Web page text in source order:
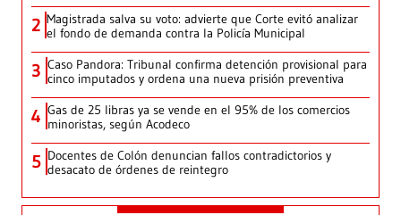
2 Magistrada salva su voto: advierte que Corte evitó analizar
el fondo de demanda contra la Policía Municipal
3 Caso Pandora: Tribunal confirma detención provisional para
cinco imputados y ordena una nueva prisión preventiva
4 Gas de 25 libras ya se vende en el 95% de los comercios
minoristas, según Acodeco
5 Docentes de Colón denuncian fallos contradictorios y
desacato de órdenes de reintegro